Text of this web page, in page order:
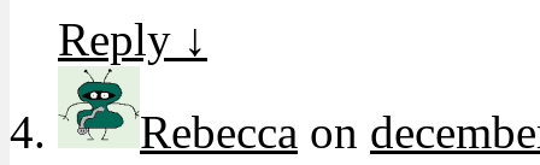
Reply ↓
Rebecca on